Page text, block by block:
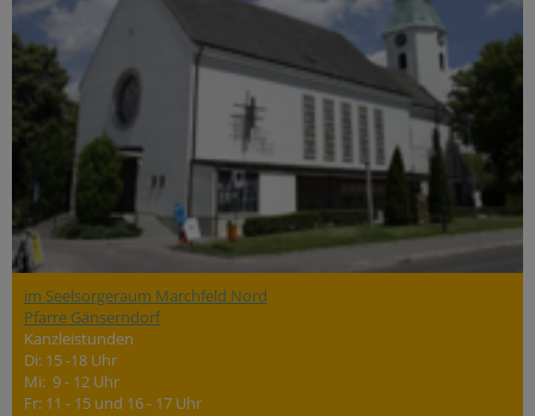
im Seelsorgeraum Marchfeld Nord
Pfarre Gänserndorf
Kanzleistunden
Di: 15 -18 Uhr
Mi: 9 - 12 Uhr
Fr: 11 - 15 und 16 - 17 Uhr